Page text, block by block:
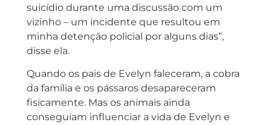
suicídio durante uma discussão com um
vizinho – um incidente que resultou em
minha detenção policial por alguns dias”,
disse ela.
Quando os pais de Evelyn faleceram, a cobra
da família e os pássaros desapareceram
fisicamente. Mas os animais ainda
conseguiam influenciar a vida de Evelyn e